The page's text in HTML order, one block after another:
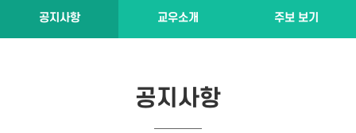
교회연혁
제직구성
공지사항 교우소개 주보 보기
공지사항